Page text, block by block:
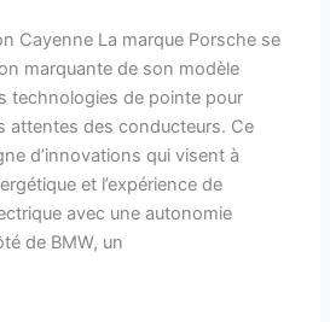
Cayenne La marque Porsche se
marquante de son modèle
technologies de pointe pour
attentes des conducteurs. Ce
d’innovations qui visent à
et l’expérience de
avec une autonomie
de BMW, un